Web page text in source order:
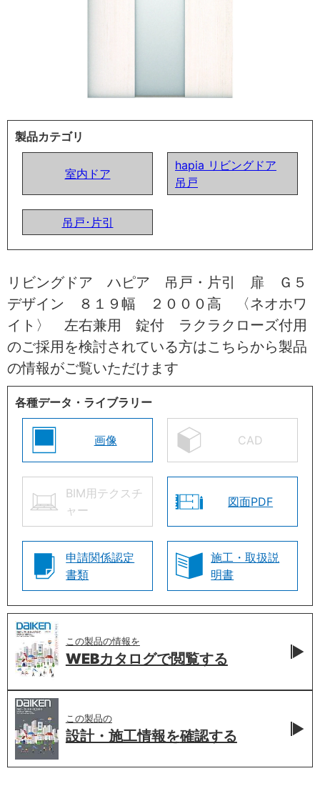
製品カテゴリ
室内ドア
hapia リビングドア
吊戸
吊戸･片引
リビングドア ハピア 吊戸・片引 扉 Ｇ５
デザイン ８１９幅 ２０００高 〈ネオホワ
イト〉 左右兼用 錠付 ラクラクローズ付用
のご採用を検討されている方はこちらから製品
の情報がご覧いただけます
各種データ・ライブラリー
画像 CAD
BIM用テクスチ
ャー
図面PDF
申請関係認定
書類
施工・取扱説
明書
この製品の情報を
WEBカタログで閲覧する
この製品の
設計・施工情報を確認する